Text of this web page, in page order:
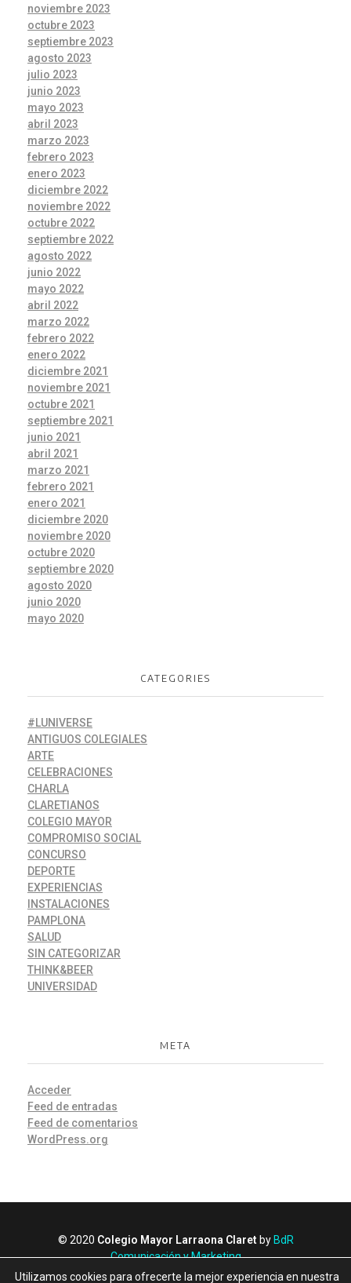
noviembre 2023
octubre 2023
septiembre 2023
agosto 2023
julio 2023
junio 2023
mayo 2023
abril 2023
marzo 2023
febrero 2023
enero 2023
diciembre 2022
noviembre 2022
octubre 2022
septiembre 2022
agosto 2022
junio 2022
mayo 2022
abril 2022
marzo 2022
febrero 2022
enero 2022
diciembre 2021
noviembre 2021
octubre 2021
septiembre 2021
junio 2021
abril 2021
marzo 2021
febrero 2021
enero 2021
diciembre 2020
noviembre 2020
octubre 2020
septiembre 2020
agosto 2020
junio 2020
mayo 2020
CATEGORIES
#LUNIVERSE
ANTIGUOS COLEGIALES
ARTE
CELEBRACIONES
CHARLA
CLARETIANOS
COLEGIO MAYOR
COMPROMISO SOCIAL
CONCURSO
DEPORTE
EXPERIENCIAS
INSTALACIONES
PAMPLONA
SALUD
SIN CATEGORIZAR
THINK&BEER
UNIVERSIDAD
META
Acceder
Feed de entradas
Feed de comentarios
WordPress.org
© 2020 Colegio Mayor Larraona Claretby BdR
Comunicación y Marketing
Política de Privacidad
Utilizamos cookies para ofrecerte la mejor experiencia en nuestra